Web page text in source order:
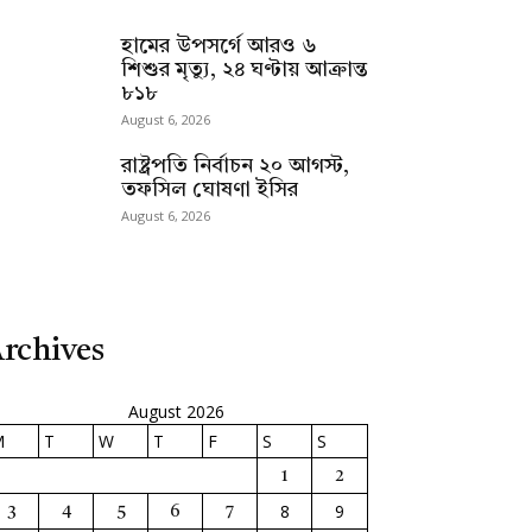
হামের উপসর্গে আরও ৬
শিশুর মৃত্যু, ২৪ ঘণ্টায় আক্রান্ত
৮১৮
August 6, 2026
রাষ্ট্রপতি নির্বাচন ২০ আগস্ট,
তফসিল ঘোষণা ইসির
August 6, 2026
August 2026
T W T F S S
1 2
3 4 5 6 7 8 9